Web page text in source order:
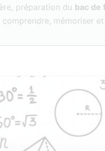
préparation du bac de
comprendre, mémoriser